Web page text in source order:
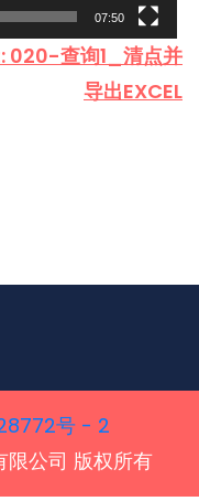
07:50
020-查询1_清点并
导出EXCEL
号 - 2
公司 版权所有